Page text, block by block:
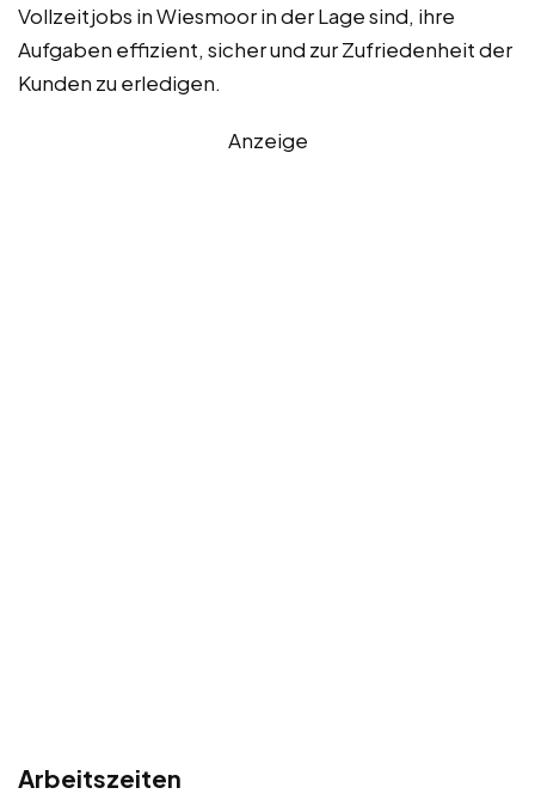
Vollzeitjobs in Wiesmoor in der Lage sind, ihre
Aufgaben effizient, sicher und zur Zufriedenheit der
Kunden zu erledigen.
Anzeige
Arbeitszeiten